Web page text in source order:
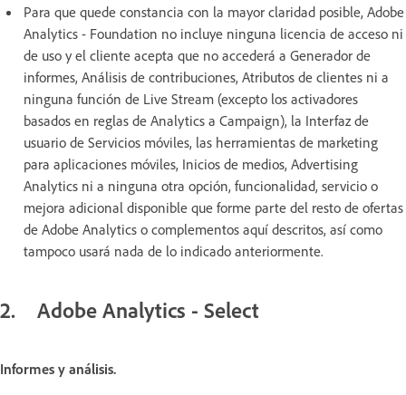
Para que quede constancia con la mayor claridad posible, Adobe
Analytics - Foundation no incluye ninguna licencia de acceso ni
de uso y el cliente acepta que no accederá a Generador de
informes, Análisis de contribuciones, Atributos de clientes ni a
ninguna función de Live Stream (excepto los activadores
basados en reglas de Analytics a Campaign), la Interfaz de
usuario de Servicios móviles, las herramientas de marketing
para aplicaciones móviles, Inicios de medios, Advertising
Analytics ni a ninguna otra opción, funcionalidad, servicio o
mejora adicional disponible que forme parte del resto de ofertas
de Adobe Analytics o complementos aquí descritos, así como
tampoco usará nada de lo indicado anteriormente.
2. Adobe Analytics - Select
Informes y análisis.